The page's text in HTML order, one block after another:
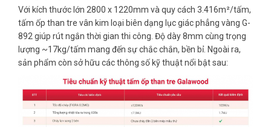
Với kích thước lớn 2800 x 1220mm và quy cách 3.416m²/tấm,
tấm ốp than tre vân kim loại biên dạng lục giác phẳng vàng G-
892 giúp rút ngắn thời gian thi công. Độ dày 8mm cùng trọng
lượng ~17kg/tấm mang đến sự chắc chắn, bền bỉ. Ngoài ra,
sản phẩm còn sở hữu các thông số kỹ thuật nổi bật sau: